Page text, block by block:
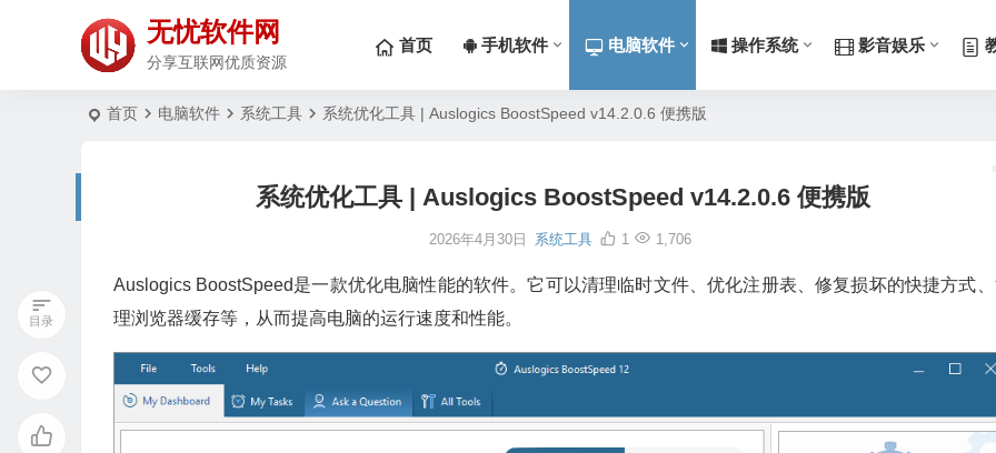
无忧软件网
分享互联网优质资源
首页 手机软件 电脑软件 操作系统 影音娱乐
首页 电脑软件 系统工具 系统优化工具 | Auslogics BoostSpeed v14.2.0.6 便携版
系统优化工具 | Auslogics BoostSpeed v14.2.0.6 便携版
2026年4月30日 系统工具 1,706
1
Auslogics BoostSpeed是一款优化电脑性能的软件。它可以清理临时文件、优化注册表、修复损坏的快捷方式
理浏览器缓存等，从而提高电脑的运行速度和性能。